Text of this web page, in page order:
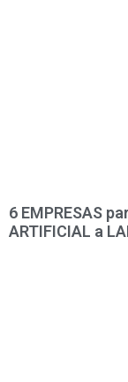
6 EMPRESAS
ARTIFICIAL a